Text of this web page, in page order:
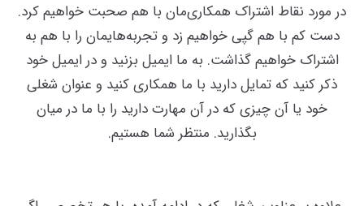
در مورد نقاط اشتراک همکاری‌مان با هم صحبت خواهیم کرد.
دست کم با هم گپی خواهیم زد و تجربه‌هایمان را با هم به
اشتراک خواهیم گذاشت. به ما ایمیل بزنید و در ایمیل خود
ذکر کنید که تمایل دارید با ما همکاری کنید و عنوان شغلی
خود یا آن چیزی که در آن مهارت دارید را با ما در میان
بگذارید. منتظر شما هستیم.